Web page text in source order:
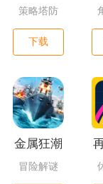
策略塔防
下载
金属狂潮
冒险解谜